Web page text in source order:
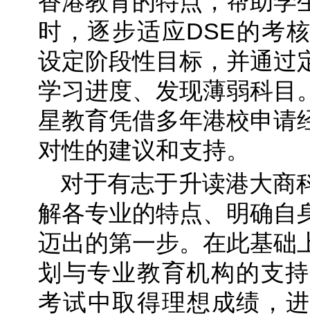
时，逐步适应DSE的考
设定阶段性目标，并通过
学习进度、发现薄弱科目
星教育凭借多年港校申请
对性的建议和支持。
对于有志于升读港大商
解各专业的特点、明确自
迈出的第一步。在此基础
划与专业教育机构的支
考试中取得理想成绩，